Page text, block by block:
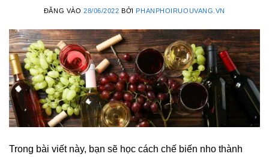
ĐĂNG VÀO 28/06/2022 BỞI PHANPHOIRUOUVANG.VN
Trong bài viết này, bạn sẽ học cách chế biến nho thành